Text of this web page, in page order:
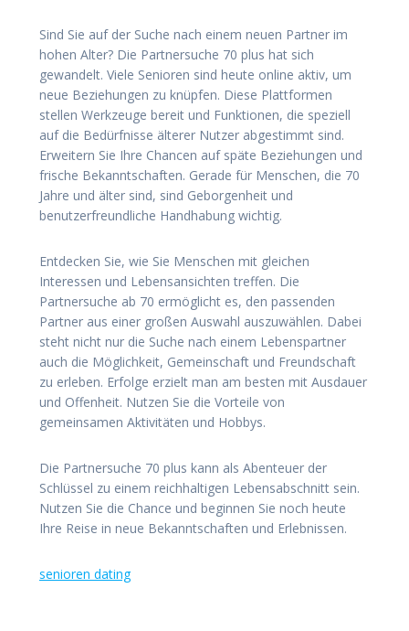
Sind Sie auf der Suche nach einem neuen Partner im
hohen Alter? Die Partnersuche 70 plus hat sich
gewandelt. Viele Senioren sind heute online aktiv, um
neue Beziehungen zu knüpfen. Diese Plattformen
stellen Werkzeuge bereit und Funktionen, die speziell
auf die Bedürfnisse älterer Nutzer abgestimmt sind.
Erweitern Sie Ihre Chancen auf späte Beziehungen und
frische Bekanntschaften. Gerade für Menschen, die 70
Jahre und älter sind, sind Geborgenheit und
benutzerfreundliche Handhabung wichtig.
Entdecken Sie, wie Sie Menschen mit gleichen
Interessen und Lebensansichten treffen. Die
Partnersuche ab 70 ermöglicht es, den passenden
Partner aus einer großen Auswahl auszuwählen. Dabei
steht nicht nur die Suche nach einem Lebenspartner
auch die Möglichkeit, Gemeinschaft und Freundschaft
zu erleben. Erfolge erzielt man am besten mit Ausdauer
und Offenheit. Nutzen Sie die Vorteile von
gemeinsamen Aktivitäten und Hobbys.
Die Partnersuche 70 plus kann als Abenteuer der
Schlüssel zu einem reichhaltigen Lebensabschnitt sein.
Nutzen Sie die Chance und beginnen Sie noch heute
Ihre Reise in neue Bekanntschaften und Erlebnissen.
senioren dating